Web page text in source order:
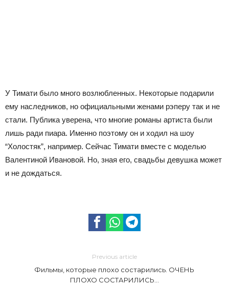
У Тимати было много возлюбленных. Некоторые подарили
ему наследников, но официальными женами рэперу так и не
стали. Публика уверена, что многие романы артиста были
лишь ради пиара. Именно поэтому он и ходил на шоу
“Холостяк”, например. Сейчас Тимати вместе с моделью
Валентиной Ивановой. Но, зная его, свадьбы девушка может
и не дождаться.
Previous article
Фильмы, которые плохо состарились. ОЧЕНЬ
ПЛОХО СОСТАРИЛИСЬ…